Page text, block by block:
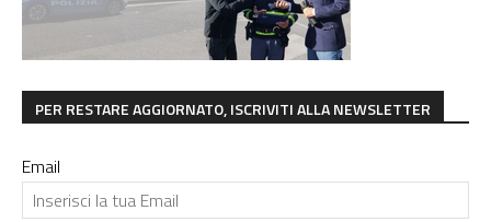
PER RESTARE AGGIORNATO, ISCRIVITI ALLA NEWSLETTER
Email